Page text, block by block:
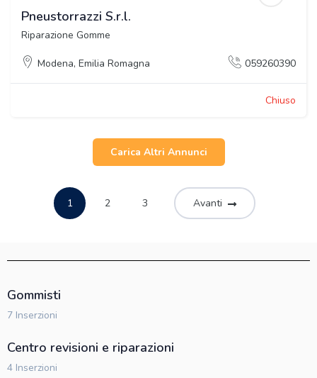
Pneustorrazzi S.r.l.
Riparazione Gomme
Modena, Emilia Romagna 059260390
Chiuso
Carica Altri Annunci
1 2 3 Avanti
Gommisti
7 Inserzioni
Centro revisioni e riparazioni
4 Inserzioni